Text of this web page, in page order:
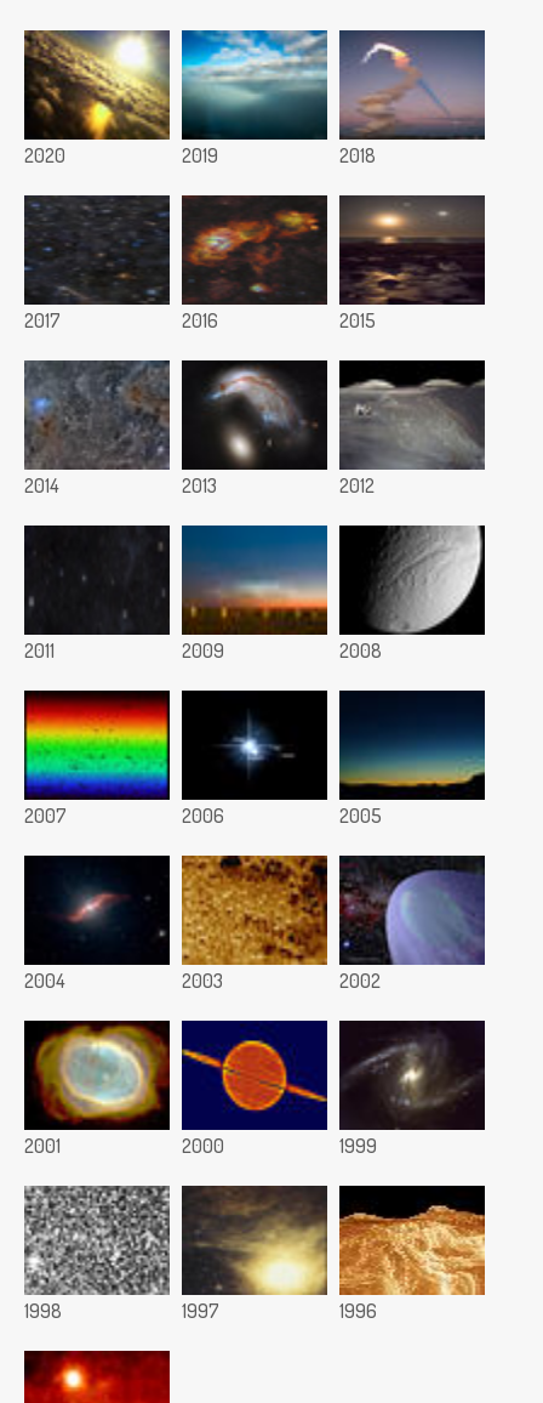
2020 2019 2018
2017 2016 2015
2014 2013 2012
2011 2009 2008
2007 2006 2005
2004 2003 2002
2001 2000 1999
1998 1997 1996